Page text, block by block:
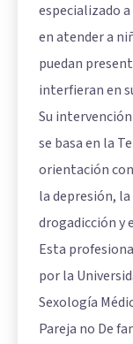
especializado
en atender a
puedan
interfieran en
Su
se basa en la
orientación
la depresión,
drogadicción y
Esta
por la
Sexología
Pareja no De